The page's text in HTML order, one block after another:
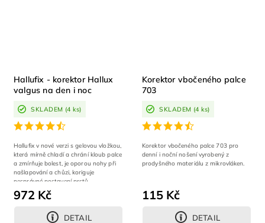
Hallufix - korektor Hallux
valgus na den i noc
SKLADEM (4 ks)
972 Kč
DETAIL
Hallufix v nové verzi s gelovou vložkou,
která mírně chladí a chrání kloub palce
a zmírňuje bolest, je oporou nohy při
našlapování a chůzi, koriguje
nesprávné postavení prstů,...
Korektor vbočeného palce
703
SKLADEM (4 ks)
115 Kč
DETAIL
Korektor vbočeného palce 703 pro
denní i noční nošení vyrobený z
prodyšného materiálu z mikrovláken.